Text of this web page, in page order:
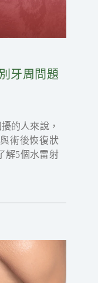
牙周問題
的人來說，
術後恢復狀
解5個水雷射